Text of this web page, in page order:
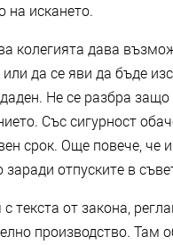
на искането.
колегията дава
да се яви да бъде
Не се разбра
Със сигурност
срок. Още повече, че
отпуските в
текста от закона,
производство. Там